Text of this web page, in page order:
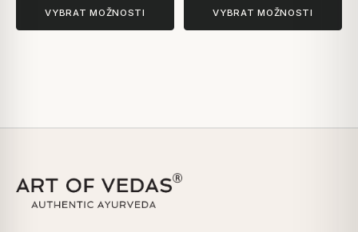
VYBRAT MOŽNOSTI VYBRAT MOŽNOSTI